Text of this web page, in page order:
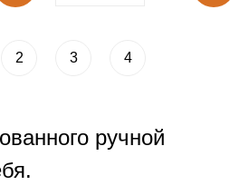
2 3 4
ручной